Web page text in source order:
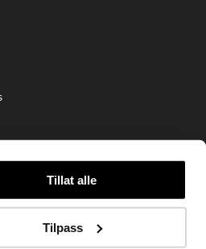
Tillat alle
Tilpass
662) |Nettbutikk levert av Kréatif